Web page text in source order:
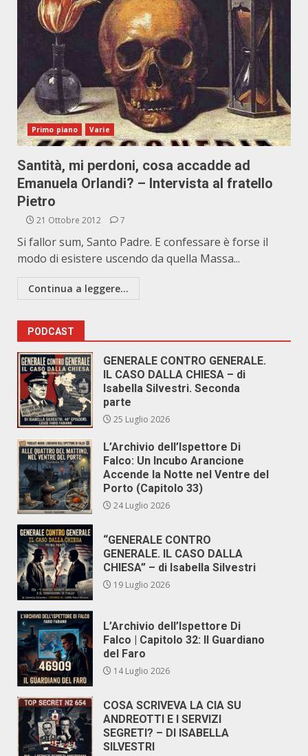
Primo piano Varie
Santità, mi perdoni, cosa accadde ad
Emanuela Orlandi? – Intervista al fratello
Pietro
21 Ottobre 2012 7
Si fallor sum, Santo Padre. E confessare è forse il
modo di esistere uscendo da quella Massa...
Continua a leggere...
PODCAST
GENERALE CONTRO GENERALE.
IL CASO DALLA CHIESA – di
Isabella Silvestri. Seconda
parte
25 Luglio 2026
L’Archivio dell’Ispettore Di
Falco: Un Incubo Arancione
Accende la Notte nel Ventre del
Porto (Capitolo 33)
24 Luglio 2026
“GENERALE CONTRO
GENERALE. IL CASO DALLA
CHIESA” – di Isabella Silvestri
19 Luglio 2026
L’Archivio dell’Ispettore Di
Falco | Capitolo 32: Il Guardiano
del Faro
14 Luglio 2026
COSA SCRIVEVA LA CIA SU
ANDREOTTI E I SERVIZI
SEGRETI? – DI ISABELLA
SILVESTRI